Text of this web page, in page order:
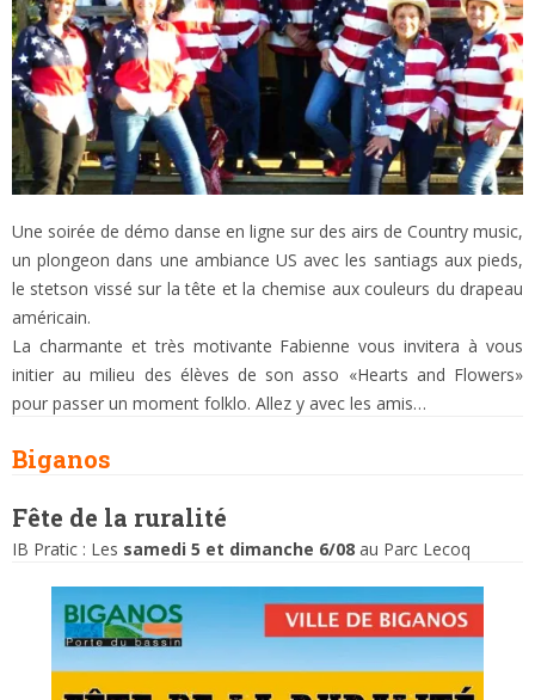
Une soirée de démo danse en ligne sur des airs de Country music,
un plongeon dans une ambiance US avec les santiags aux pieds,
le stetson vissé sur la tête et la chemise aux couleurs du drapeau
américain.
La charmante et très motivante Fabienne vous invitera à vous
initier au milieu des élèves de son asso «Hearts and Flowers»
pour passer un moment folklo. Allez y avec les amis…
Biganos
Fête de la ruralité
IB Pratic : Les samedi 5 et dimanche 6/08au Parc Lecoq